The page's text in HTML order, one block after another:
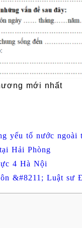
mới nhất
yếu tố nước ngoài
Hải Phòng
4 Hà Nội
&#8211; Luật sư